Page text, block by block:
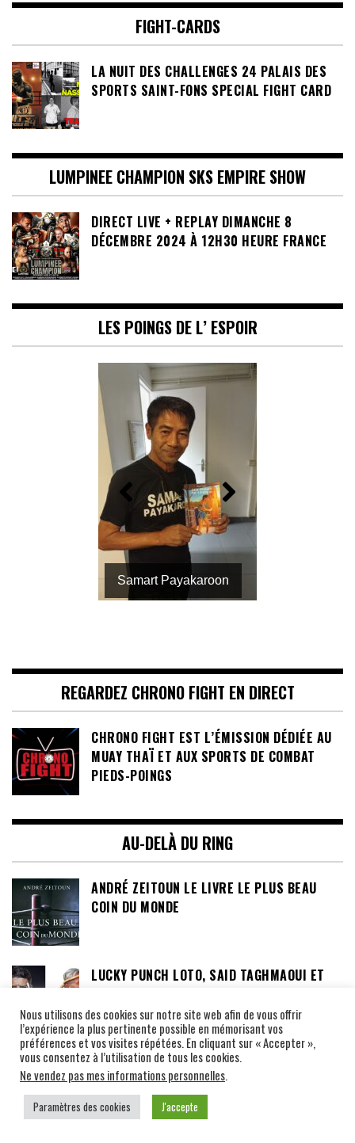
FIGHT-CARDS
LA NUIT DES CHALLENGES 24 PALAIS DES
SPORTS SAINT-FONS SPECIAL FIGHT CARD
LUMPINEE CHAMPION SKS EMPIRE SHOW
DIRECT LIVE + REPLAY DIMANCHE 8
DÉCEMBRE 2024 À 12H30 HEURE FRANCE
LES POINGS DE L’ ESPOIR
Samart Payakaroon
REGARDEZ CHRONO FIGHT EN DIRECT
CHRONO FIGHT EST L’ÉMISSION DÉDIÉE AU
MUAY THAÏ ET AUX SPORTS DE COMBAT
PIEDS-POINGS
AU-DELÀ DU RING
ANDRÉ ZEITOUN LE LIVRE LE PLUS BEAU
COIN DU MONDE
LUCKY PUNCH LOTO, SAID TAGHMAOUI ET
EXPO PHOTO VENEZ DECOUVRIR LE MUAY
THAI AUTHENTIQUE À TRAVERS 100 PHOTOS
AU CLUB LE SIT OJ INTER À TOULOUSE 31
Nous utilisons des cookies sur notre site web afin de vous offrir
l’expérience la plus pertinente possible en mémorisant vos
préférences et vos visites répétées. En cliquant sur « Accepter »,
vous consentez à l’utilisation de tous les cookies.
Ne vendez pas mes informations personnelles.
Paramètres des cookies J'accepte